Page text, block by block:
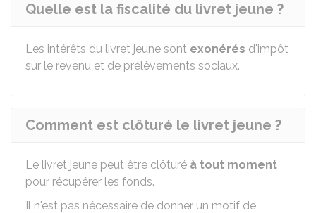
Quelle est la fiscalité du livret jeune ?
Les intérêts du livret jeune sont exonérés d'impôt
sur le revenu et de prélèvements sociaux.
Comment est clôturé le livret jeune ?
Le livret jeune peut être clôturé à tout moment
pour récupérer les fonds.
Il n'est pas nécessaire de donner un motif de